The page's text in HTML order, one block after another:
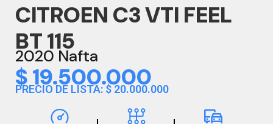
CITROEN C3 VTI FEEL
BT 115
2020 Nafta
$19.500.000
PRECIO DE LISTA: $ 20.000.000